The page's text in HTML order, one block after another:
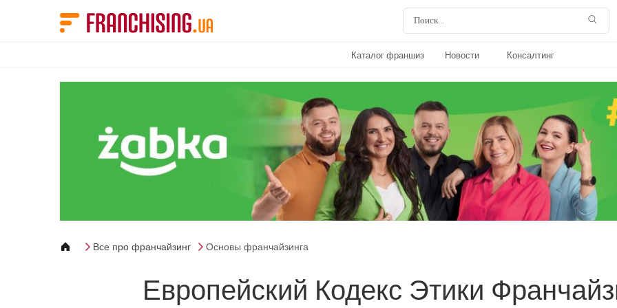
Каталог франшиз Новости Консалтинг
Все про франчайзинг Основы франчайзинга
Европейский Кодекс Этики